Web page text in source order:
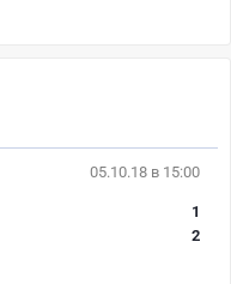
05.10.18 в 15:00
1
2